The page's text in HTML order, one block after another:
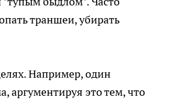
траншеи, убирать
Например, один
аргументируя это тем, что